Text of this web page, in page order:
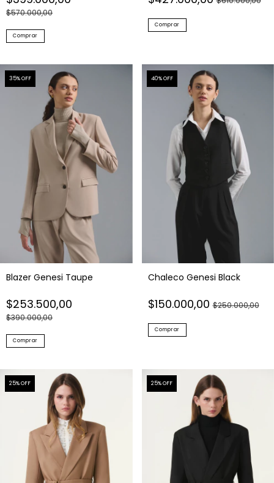
$570.000,00
Comprar
Comprar
35% OFF
Blazer Genesi Taupe
$253.500,00
$390.000,00
Comprar
40% OFF
Chaleco Genesi Black
$150.000,00$250.000,00
Comprar
25% OFF 25% OFF